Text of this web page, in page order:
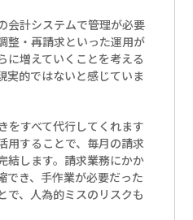
会計システムで管理が必要
整・再請求といった運用が
に増えていくことを考える
実的ではないと感じていま
をすべて代行してくれます
用することで、毎月の請求
結します。請求業務にかか
でき、手作業が必要だった
で、人為的ミスのリスクも